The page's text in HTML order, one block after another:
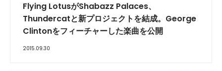
Flying LotusがShabazz Palaces、
Thundercatと新プロジェクトを結成。George
Clintonをフィーチャーした楽曲を公開
2015.09.30